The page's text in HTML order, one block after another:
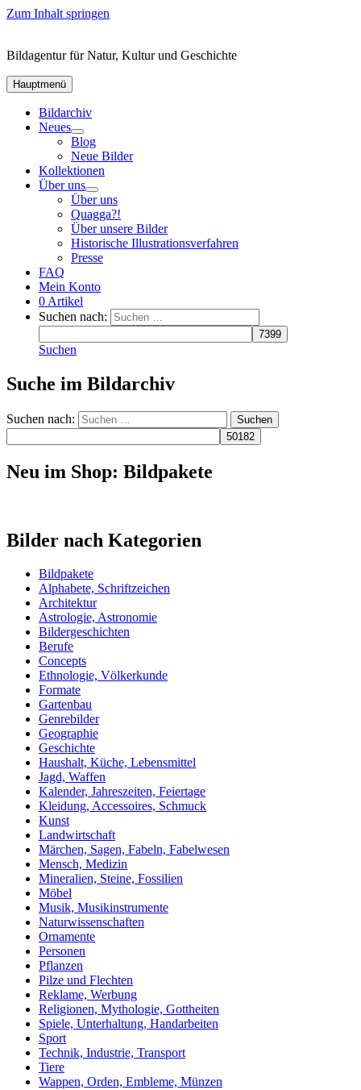
Zum Inhalt springen
Bildagentur für Natur, Kultur und Geschichte
Hauptmenü
Bildarchiv
Neues
Blog
Neue Bilder
Kollektionen
Über uns
Über uns
Quagga?!
Über unsere Bilder
Historische Illustrationsverfahren
Presse
FAQ
Mein Konto
0 Artikel
Suchen nach:
Suchen
Suche im Bildarchiv
Suchen nach:
Neu im Shop: Bildpakete
Bilder nach Kategorien
Bildpakete
Alphabete, Schriftzeichen
Architektur
Astrologie, Astronomie
Bildergeschichten
Berufe
Concepts
Ethnologie, Völkerkunde
Formate
Gartenbau
Genrebilder
Geographie
Geschichte
Haushalt, Küche, Lebensmittel
Jagd, Waffen
Kalender, Jahreszeiten, Feiertage
Kleidung, Accessoires, Schmuck
Kunst
Landwirtschaft
Märchen, Sagen, Fabeln, Fabelwesen
Mensch, Medizin
Mineralien, Steine, Fossilien
Möbel
Musik, Musikinstrumente
Naturwissenschaften
Ornamente
Personen
Pflanzen
Pilze und Flechten
Reklame, Werbung
Religionen, Mythologie, Gottheiten
Spiele, Unterhaltung, Handarbeiten
Sport
Technik, Industrie, Transport
Tiere
Wappen, Orden, Embleme, Münzen